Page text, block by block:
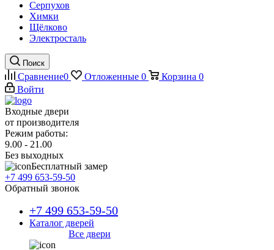
Серпухов
Химки
Щёлково
Электросталь
Поиск
Сравнение0 Отложенные 0 Корзина 0
Войти
Входные двери
от производителя
Режим работы:
9.00 - 21.00
Без выходных
Бесплатный замер
+7 499 653-59-50
Обратный звонок
+7 499 653-59-50
Каталог дверей
Все двери